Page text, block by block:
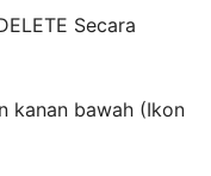
Secara
kanan bawah (Ikon